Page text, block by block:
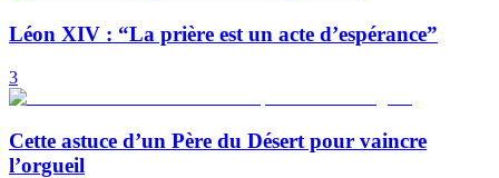
Léon XIV : “La prière est un acte d’espérance”
3
Cette astuce d’un Père du Désert pour vaincre
l’orgueil